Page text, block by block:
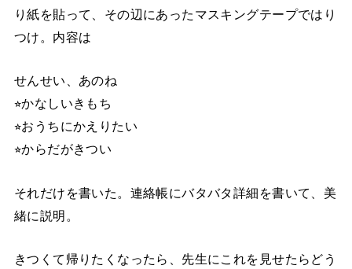
り紙を貼って、その辺にあったマスキングテープではり
つけ。内容は
せんせい、あのね
⭐︎かなしいきもち
⭐︎おうちにかえりたい
⭐︎からだがきつい
それだけを書いた。連絡帳にバタバタ詳細を書いて、美
緒に説明。
きつくて帰りたくなったら、先生にこれを見せたらどう